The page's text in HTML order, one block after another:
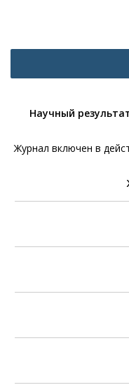
Научный
Журнал включен в